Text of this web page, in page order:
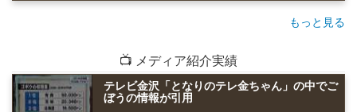
もっと見る
📺 メディア紹介実績
テレビ金沢「となりのテレ金ちゃん」の中でご
ぼうの情報が引用